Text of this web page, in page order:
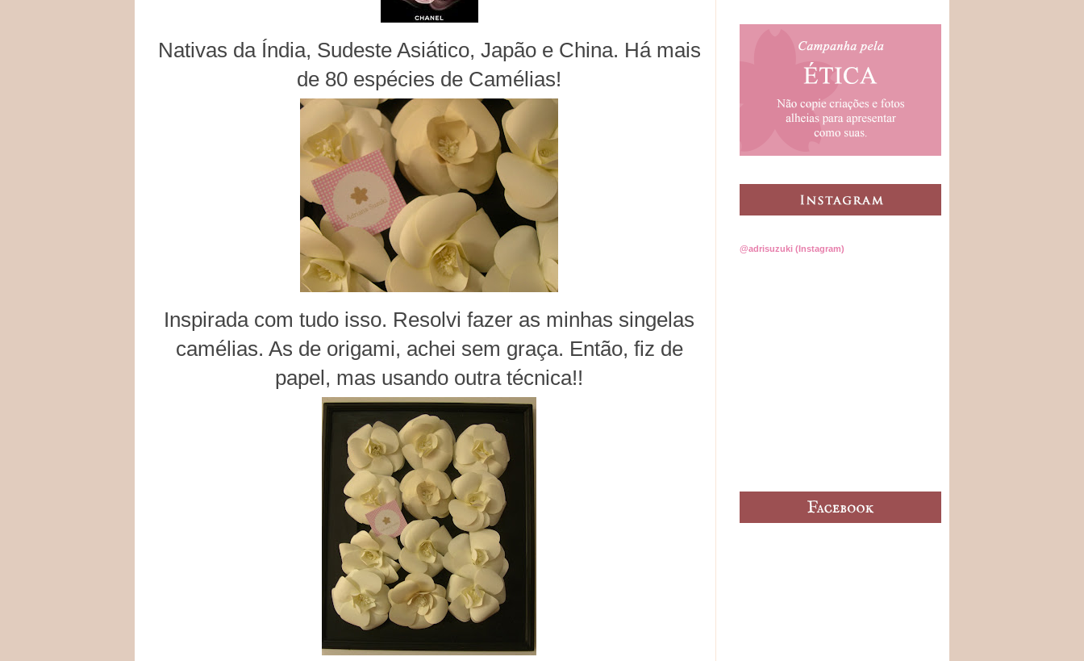
Nativas da Índia, Sudeste Asiático, Japão e China. Há mais
de 80 espécies de Camélias!
Inspirada com tudo isso. Resolvi fazer as minhas singelas
camélias. As de origami, achei sem graça. Então, fiz de
papel, mas usando outra técnica!!
@adrisuzuki (Instagram)